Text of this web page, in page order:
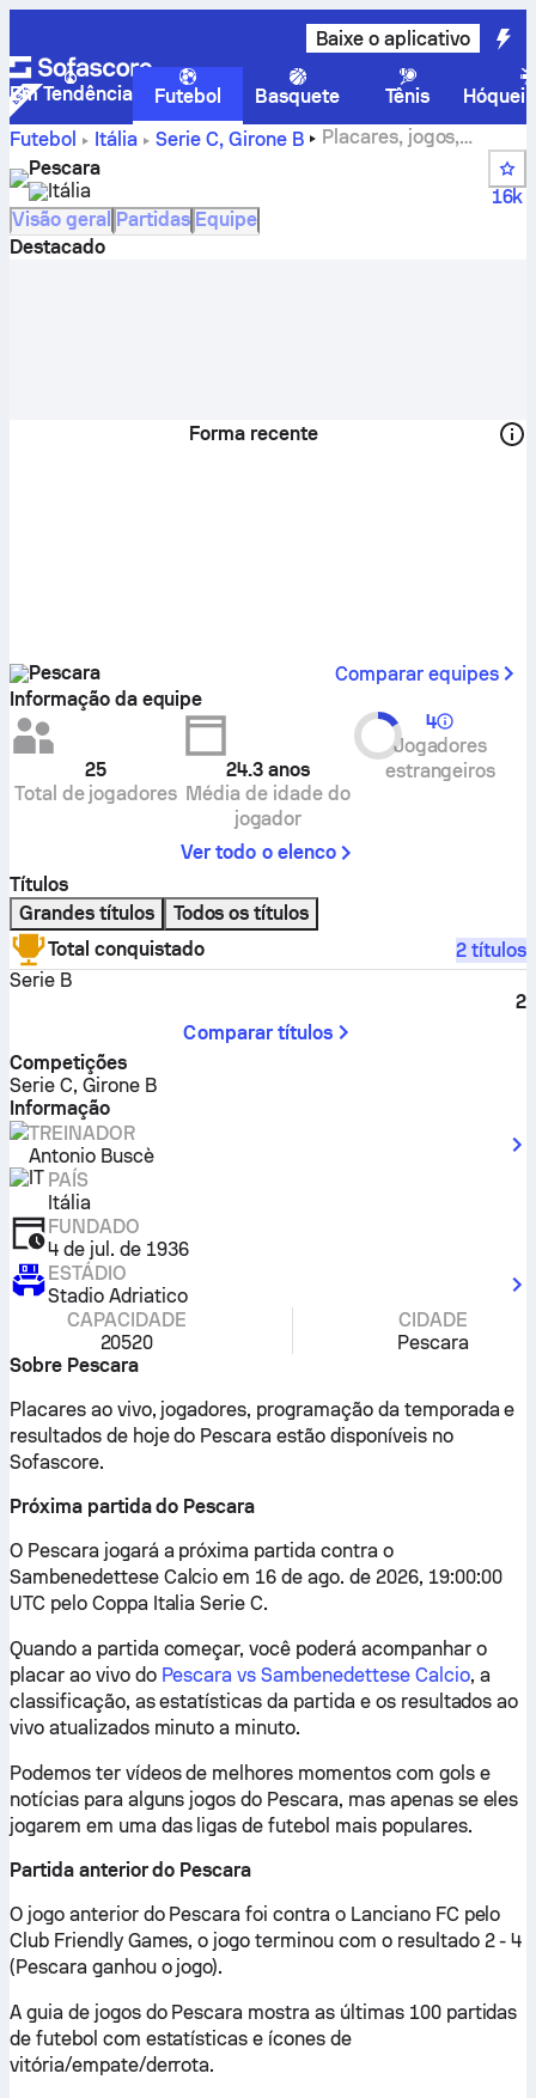
Baixe o aplicativo
Em Tendência Futebol Basquete Tênis
Hóquei
Futebol
Itália Serie C, Girone B
Placares, jogos,
classificação e estatísticas de jogadores do Pescara
Pescara
Itália
16k
Visão geral Partidas Equipe
Destacado
Forma recente
Pescara
Comparar equipes
Informação da equipe
25
Total de jogadores
24.3 anos
Média de idade do
jogador
4
Jogadores
estrangeiros
Ver todo o elenco
Títulos
Grandes títulos
Todos os títulos
Total conquistado
2 títulos
Serie B
2
Comparar títulos
Competições
Serie C, Girone B
Informação
TREINADOR
Antonio Buscè
PAÍS
Itália
FUNDADO
4 de jul. de 1936
ESTÁDIO
Stadio Adriatico
CAPACIDADE
20520
CIDADE
Pescara
Sobre Pescara
Placares ao vivo, jogadores, programação da temporada e
resultados de hoje do Pescara estão disponíveis no
Sofascore.
Próxima partida do Pescara
O Pescara jogará a próxima partida contra o
Sambenedettese Calcio em 16 de ago. de 2026, 19:00:00
UTC pelo Coppa Italia Serie C.
Quando a partida começar, você poderá acompanhar o
placar ao vivo do Pescara vs Sambenedettese Calcio, a
classificação, as estatísticas da partida e os resultados ao
vivo atualizados minuto a minuto.
Podemos ter vídeos de melhores momentos com gols e
notícias para alguns jogos do Pescara, mas apenas se eles
jogarem em uma das ligas de futebol mais populares.
Partida anterior do Pescara
O jogo anterior do Pescara foi contra o Lanciano FC pelo
Club Friendly Games, o jogo terminou com o resultado 2 - 4
(Pescara ganhou o jogo).
A guia de jogos do Pescara mostra as últimas 100 partidas
de futebol com estatísticas e ícones de
vitória/empate/derrota.